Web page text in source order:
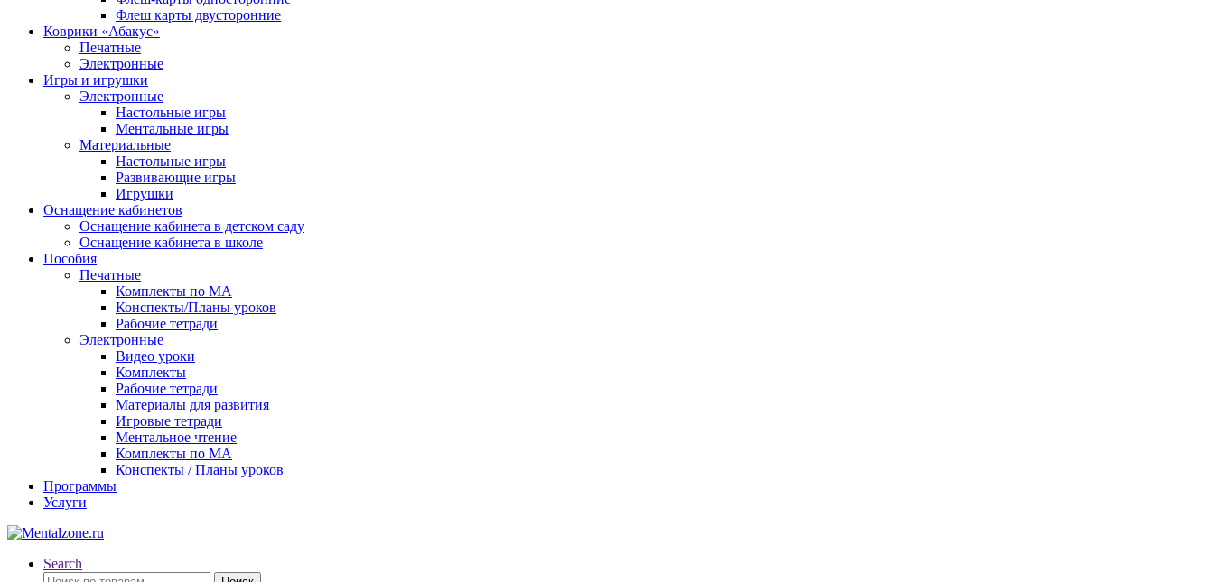
Флеш карты двусторонние
Коврики «Абакус»
Печатные
Электронные
Игры и игрушки
Электронные
Настольные игры
Ментальные игры
Материальные
Настольные игры
Развивающие игры
Игрушки
Оснащение кабинетов
Оснащение кабинета в детском саду
Оснащение кабинета в школе
Пособия
Печатные
Комплекты по МА
Конспекты/Планы уроков
Рабочие тетради
Электронные
Видео уроки
Комплекты
Рабочие тетради
Материалы для развития
Игровые тетради
Ментальное чтение
Комплекты по МА
Конспекты / Планы уроков
Программы
Услуги
Search
Искать: